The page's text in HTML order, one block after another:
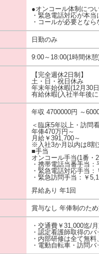
●オンコール体制につ
・緊急電話対応が本
・コールが必要とな
日勤のみ
9:00～18:00(1時間休憩
【完全週休2日制】
土・日・祝日休み
年末年始休暇(12月30
有給休暇(入社半年後
年収 4700000円 ～
＜臨床5年以上・訪問
年俸470万円～
月給￥391,700～
※入社3か月以内は8割
■手当
オンコール手当(1番・
・携帯電話当番手当
・緊急電話対応手当
・緊急訪問手当：￥
昇給あり 年1回
賞与なし 年俸制のた
・交通費￥31,000迄/
・認定看護師取得の
・内部研修は全て無
・電動自転車・訪問